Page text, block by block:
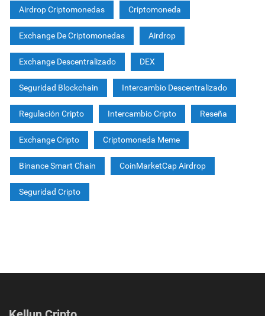
Airdrop Criptomonedas Criptomoneda
Exchange De Criptomonedas Airdrop
Exchange Descentralizado DEX
Seguridad Blockchain Intercambio Descentralizado
Regulación Cripto Intercambio Cripto Reseña
Exchange Cripto Criptomoneda Meme
Binance Smart Chain CoinMarketCap Airdrop
Seguridad Cripto